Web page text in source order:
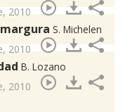
2010
S. Michelen
2010
B. Lozano
2010